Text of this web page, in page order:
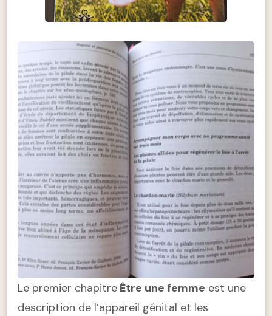
Le premier chapitre Être une femme est une
description de l’appareil génital et les